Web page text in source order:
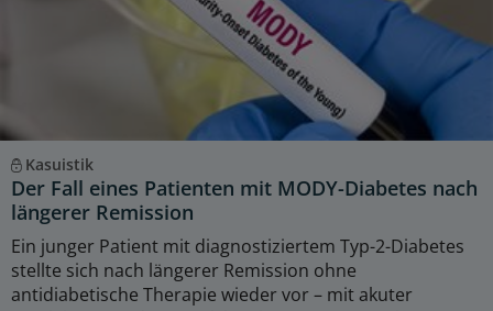
Kasuistik
Der Fall eines Patienten mit MODY-Diabetes nach
längerer Remission
Ein junger Patient mit diagnostiziertem Typ-2-Diabetes
stellte sich nach längerer Remission ohne
antidiabetische Therapie wieder vor – mit akuter